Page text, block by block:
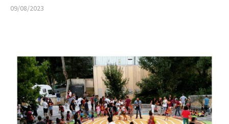
09/08/2023